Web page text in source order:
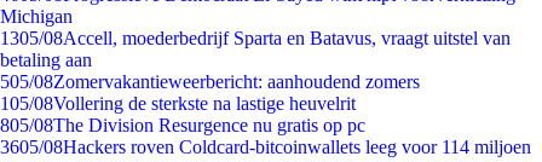
Michigan
1305/08Accell, moederbedrijf Sparta en Batavus, vraagt uitstel van
betaling aan
505/08Zomervakantieweerbericht: aanhoudend zomers
105/08Vollering de sterkste na lastige heuvelrit
805/08The Division Resurgence nu gratis op pc
3605/08Hackers roven Coldcard-bitcoinwallets leeg voor 114 miljoen